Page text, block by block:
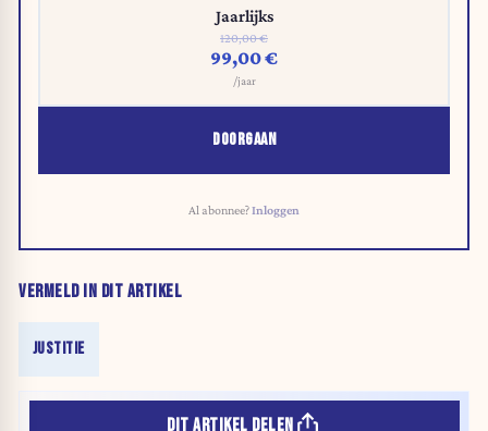
Jaarlijks
120,00 €
99,00 €
/jaar
DOORGAAN
Al abonnee?Inloggen
VERMELD IN DIT ARTIKEL
JUSTITIE
DIT ARTIKEL DELEN